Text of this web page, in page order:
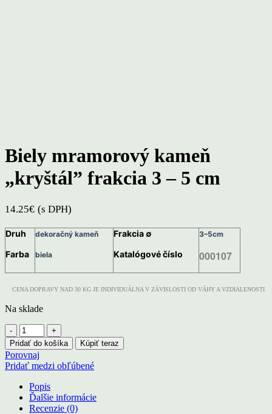
Biely mramorový kameň
„kryštál” frakcia 3 – 5 cm
14.25€ (s DPH)
Druh
Farba
dekoračný kameň
biela
Frakcia ∅
Katalógové číslo
3–5cm
000107
CENA DOPRAVY NAD 30 KG JE INDIVIDUÁLNA V ZÁVISLOSTI OD VÁHY A VZDIALENOSTI
Na sklade
množstvo
Biely
mramorový
kameň
„kryštál"
frakcia
3
-
Pridať do košíka Kúpiť teraz
Porovnaj
Pridať medzi obľúbené
Popis
Ďalšie informácie
Recenzie (0)